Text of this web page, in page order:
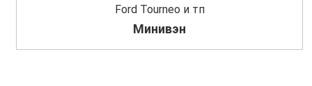
Ford Tourneo и тп
Минивэн